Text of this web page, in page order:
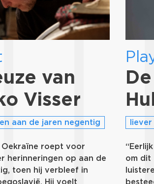
van
Visser
aan de jaren negentig
Oekraïne roept voor
herinneringen op aan de
toen hij verbleef in
Hij voelt
om dit